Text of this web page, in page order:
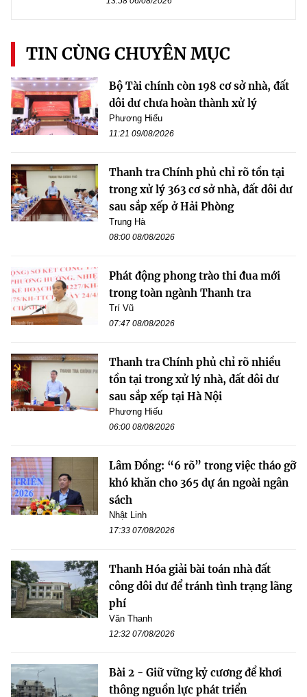
TIN CÙNG CHUYÊN MỤC
Bộ Tài chính còn 198 cơ sở nhà, đất
dôi dư chưa hoàn thành xử lý
Phương Hiếu
11:21 09/08/2026
Thanh tra Chính phủ chỉ rõ tồn tại
trong xử lý 363 cơ sở nhà, đất dôi dư
sau sắp xếp ở Hải Phòng
Trung Hà
08:00 08/08/2026
Phát động phong trào thi đua mới
trong toàn ngành Thanh tra
Trí Vũ
07:47 08/08/2026
Thanh tra Chính phủ chỉ rõ nhiều
tồn tại trong xử lý nhà, đất dôi dư
sau sắp xếp tại Hà Nội
Phương Hiếu
06:00 08/08/2026
Lâm Đồng: “6 rõ” trong việc tháo gỡ
khó khăn cho 365 dự án ngoài ngân
sách
Nhật Linh
17:33 07/08/2026
Thanh Hóa giải bài toán nhà đất
công dôi dư để tránh tình trạng lãng
phí
Văn Thanh
12:32 07/08/2026
Bài 2 - Giữ vững kỷ cương để khơi
thông nguồn lực phát triển